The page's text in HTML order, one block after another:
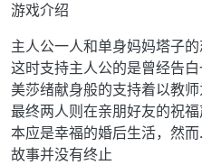
游戏介绍
主人公一人和单身妈妈塔子的
这时支持主人公的是曾经告白
美莎绪献身般的支持着以教师
最终两人则在亲朋好友的祝
本应是幸福的婚后生活，然而
故事并没有终止